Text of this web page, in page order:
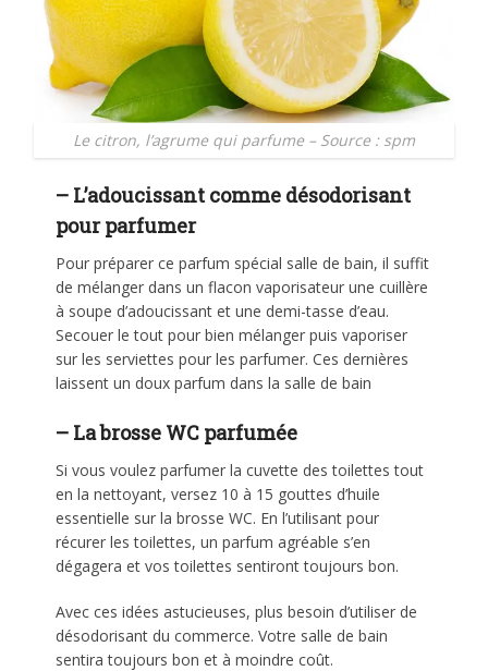
Le citron, l’agrume qui parfume – Source : spm
– L’adoucissant comme désodorisant
pour parfumer
Pour préparer ce parfum spécial salle de bain, il suffit
de mélanger dans un flacon vaporisateur une cuillère
à soupe d’adoucissant et une demi-tasse d’eau.
Secouer le tout pour bien mélanger puis vaporiser
sur les serviettes pour les parfumer. Ces dernières
laissent un doux parfum dans la salle de bain
– La brosse WC parfumée
Si vous voulez parfumer la cuvette des toilettes tout
en la nettoyant, versez 10 à 15 gouttes d’huile
essentielle sur la brosse WC. En l’utilisant pour
récurer les toilettes, un parfum agréable s’en
dégagera et vos toilettes sentiront toujours bon.
Avec ces idées astucieuses, plus besoin d’utiliser de
désodorisant du commerce. Votre salle de bain
sentira toujours bon et à moindre coût.